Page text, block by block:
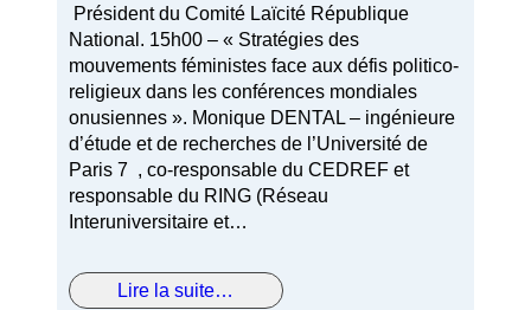
Président du Comité Laïcité République
National. 15h00 – « Stratégies des
mouvements féministes face aux défis politico-
religieux dans les conférences mondiales
onusiennes ». Monique DENTAL – ingénieure
d’étude et de recherches de l’Université de
Paris 7 , co-responsable du CEDREF et
responsable du RING (Réseau
Interuniversitaire et…
Lire la suite…